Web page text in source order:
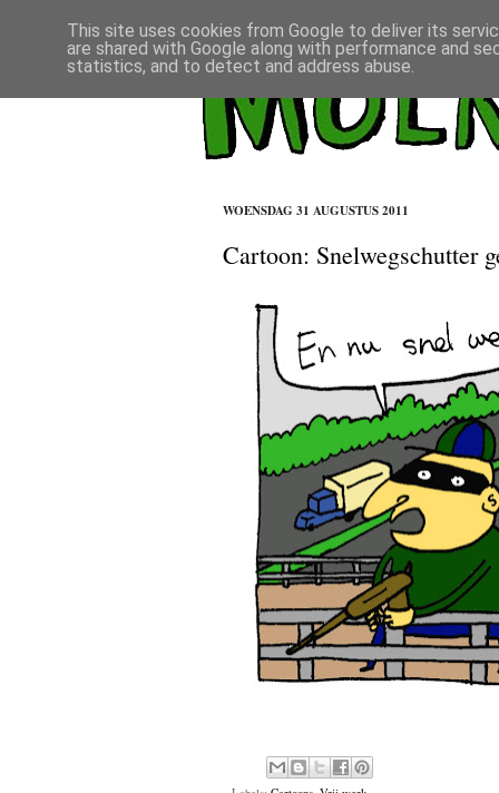
WOENSDAG 31 AUGUSTUS 2011
Cartoon: Snelwegschutter
This site uses cookies from Google to deliver its
are shared with Google along with performance and
statistics, and to detect and address abuse.